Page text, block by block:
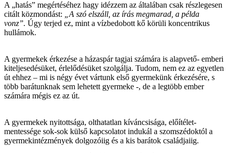
A „hatás” megértéséhez hagy idézzem az általában csak részlegesen
citált közmondást:
„A szó elszáll, az írás megmarad, a példa
vonz”. Úgy terjed ez, mint a vízbedobott kő körüli koncentrikus
hullámok.
A gyermekek érkezése a házaspár tagjai számára is alapvető- emberi
kiteljesedésüket, érlelődésüket szolgálja. Tudom, nem ez az egyetlen
út ehhez – mi is négy évet vártunk első gyermekünk érkezésére, s
több barátunknak sem lehetett gyermeke -, de a legtöbb ember
számára mégis ez az út.
A gyermekek nyitottsága, olthatatlan kíváncsisága, előítélet-
mentessége sok-sok külső kapcsolatot indukál a szomszédoktól a
gyermekintézmények dolgozóiig és a kis barátok családjaiig.